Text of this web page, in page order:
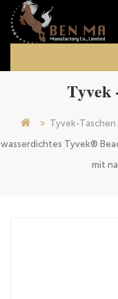
Tyvek
Tyvek-Taschen
wasserdichtes Tyvek®
mit